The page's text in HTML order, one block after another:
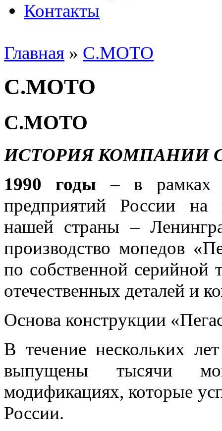
Контакты
Главная » C.MOTO
C.MOTO
C.MOTO
ИСТОРИЯ КОМПАНИИ
1990 годы – в рамках
предприятий России на
нашей страны –
производство мопедов
по собственной серийной
отечественных деталей и
Основа конструкции
В течение нескольких
выпущены тысячи
модификациях, которые
России.